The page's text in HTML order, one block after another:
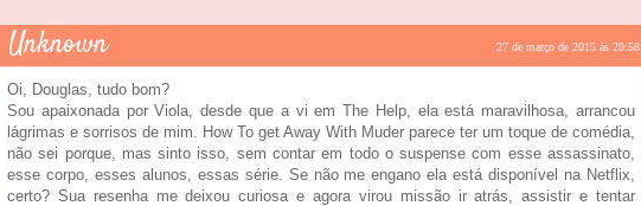
Unknown 27 de março de 2015 às 20:58
Oi, Douglas, tudo bom?
Sou apaixonada por Viola, desde que a vi em The Help, ela está maravilhosa, arrancou
lágrimas e sorrisos de mim. How To get Away With Muder parece ter um toque de comédia,
não sei porque, mas sinto isso, sem contar em todo o suspense com esse assassinato,
esse corpo, esses alunos, essas série. Se não me engano ela está disponível na Netflix,
certo? Sua resenha me deixou curiosa e agora virou missão ir atrás, assistir e tentar